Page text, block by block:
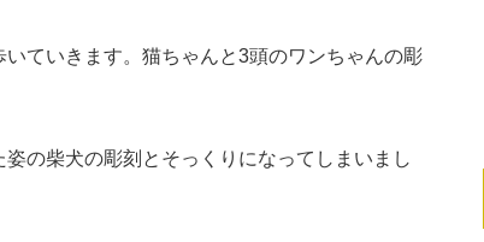
ていきます。猫ちゃんと3頭のワンちゃんの彫
の柴犬の彫刻とそっくりになってしまいまし